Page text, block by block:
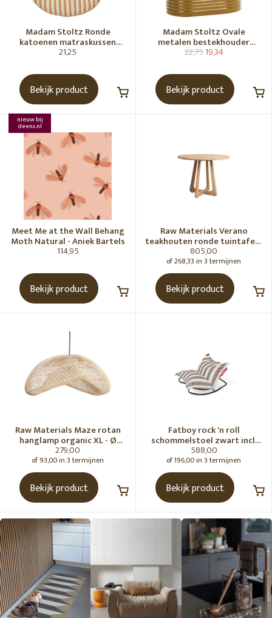
Madam Stoltz Ronde
katoenen matraskussen
Gebroken wit, donkere
21,25
Bekijk product
Madam Stoltz Ovale
metalen bestekhouder
Tapenade
22,7519,34
Bekijk product
nieuw bij
deens.nl
Meet Me at the Wall Behang
Moth Natural - Aniek Bartels
114,95
Bekijk product
Raw Materials Verano
teakhouten ronde tuintafel -
Ø100 cm
805,00
of 268,33 in 3 termijnen
Bekijk product
Raw Materials Maze rotan
hanglamp organic XL - Ø
75x31 cm
279,00
of 93,00 in 3 termijnen
Bekijk product
Fatboy rock 'n roll
schommelstoel zwart incl.
original Outdoor zitzak
Stripe Cacao
588,00
of 196,00 in 3 termijnen
Bekijk product